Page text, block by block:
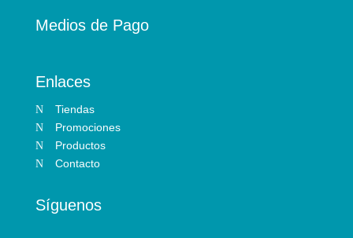
Medios de Pago
Enlaces
N Tiendas
N Promociones
N Productos
N Contacto
Síguenos